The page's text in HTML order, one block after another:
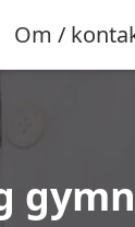
Om /